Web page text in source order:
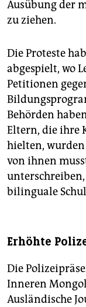
Ausübung der
zu ziehen.
Die Proteste
abgespielt, wo
Petitionen
Behörden
Eltern, die ihre
hielten,
von ihnen
bilinguale
Erhöhte
Die
Inneren
Ausländische